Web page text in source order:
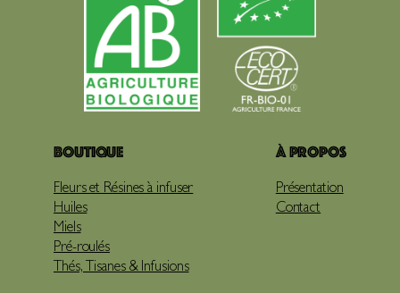
Boutique
Fleurs et Résines à infuser
Huiles
Miels
Pré-roulés
Thés, Tisanes & Infusions
À propos
Présentation
Contact